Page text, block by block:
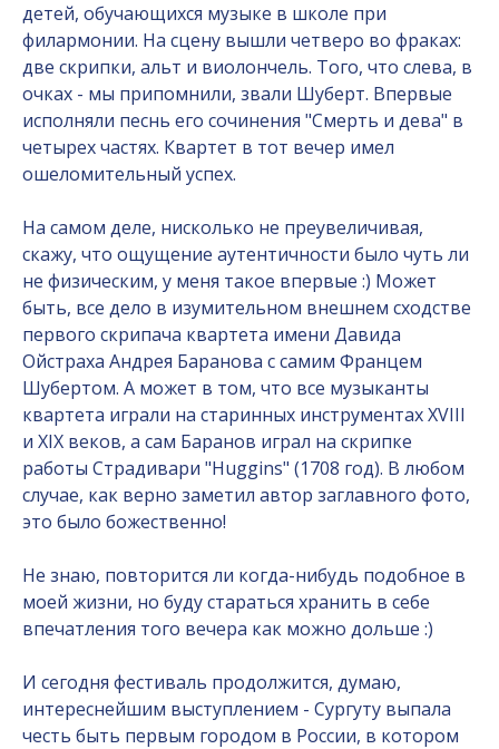
детей, обучающихся музыке в школе при
филармонии. На сцену вышли четверо во фраках:
две скрипки, альт и виолончель. Того, что слева, в
очках - мы припомнили, звали Шуберт. Впервые
исполняли песнь его сочинения "Смерть и дева" в
четырех частях. Квартет в тот вечер имел
ошеломительный успех.
На самом деле, нисколько не преувеличивая,
скажу, что ощущение аутентичности было чуть ли
не физическим, у меня такое впервые :) Может
быть, все дело в изумительном внешнем сходстве
первого скрипача квартета имени Давида
Ойстраха Андрея Баранова с самим Францем
Шубертом. А может в том, что все музыканты
квартета играли на старинных инструментах XVIII
и XIX веков, а сам Баранов играл на скрипке
работы Страдивари "Huggins" (1708 год). В любом
случае, как верно заметил автор заглавного фото,
это было божественно!
Не знаю, повторится ли когда-нибудь подобное в
моей жизни, но буду стараться хранить в себе
впечатления того вечера как можно дольше :)
И сегодня фестиваль продолжится, думаю,
интереснейшим выступлением - Сургуту выпала
честь быть первым городом в России, в котором